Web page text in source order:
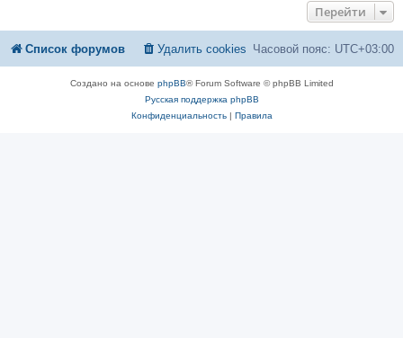
Перейти
Список форумов Часовой пояс: UTC+03:00
Удалить cookies
Создано на основе phpBB® Forum Software © phpBB Limited
Русская поддержка phpBB
Конфиденциальность| Правила